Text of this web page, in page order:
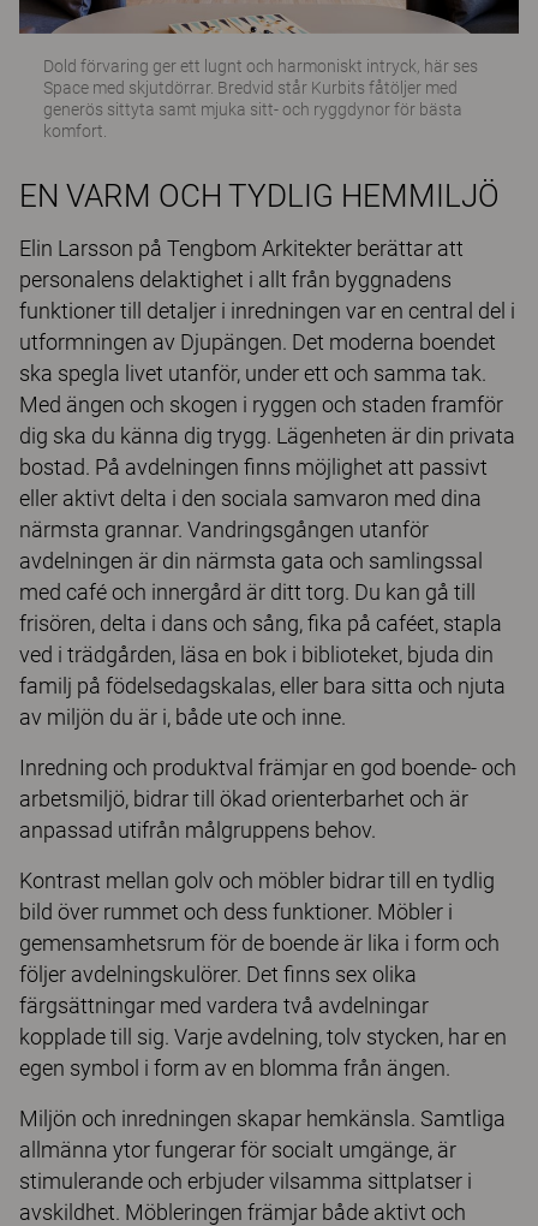
Dold förvaring ger ett lugnt och harmoniskt intryck, här ses
Space med skjutdörrar. Bredvid står Kurbits fåtöljer med
generös sittyta samt mjuka sitt- och ryggdynor för bästa
komfort.
EN VARM OCH TYDLIG HEMMILJÖ
Elin Larsson på Tengbom Arkitekter berättar att
personalens delaktighet i allt från byggnadens
funktioner till detaljer i inredningen var en central del i
utformningen av Djupängen. Det moderna boendet
ska spegla livet utanför, under ett och samma tak.
Med ängen och skogen i ryggen och staden framför
dig ska du känna dig trygg. Lägenheten är din privata
bostad. På avdelningen finns möjlighet att passivt
eller aktivt delta i den sociala samvaron med dina
närmsta grannar. Vandringsgången utanför
avdelningen är din närmsta gata och samlingssal
med café och innergård är ditt torg. Du kan gå till
frisören, delta i dans och sång, fika på caféet, stapla
ved i trädgården, läsa en bok i biblioteket, bjuda din
familj på födelsedagskalas, eller bara sitta och njuta
av miljön du är i, både ute och inne.
Inredning och produktval främjar en god boende- och
arbetsmiljö, bidrar till ökad orienterbarhet och är
anpassad utifrån målgruppens behov.
Kontrast mellan golv och möbler bidrar till en tydlig
bild över rummet och dess funktioner. Möbler i
gemensamhetsrum för de boende är lika i form och
följer avdelningskulörer. Det finns sex olika
färgsättningar med vardera två avdelningar
kopplade till sig. Varje avdelning, tolv stycken, har en
egen symbol i form av en blomma från ängen.
Miljön och inredningen skapar hemkänsla. Samtliga
allmänna ytor fungerar för socialt umgänge, är
stimulerande och erbjuder vilsamma sittplatser i
avskildhet. Möbleringen främjar både aktivt och